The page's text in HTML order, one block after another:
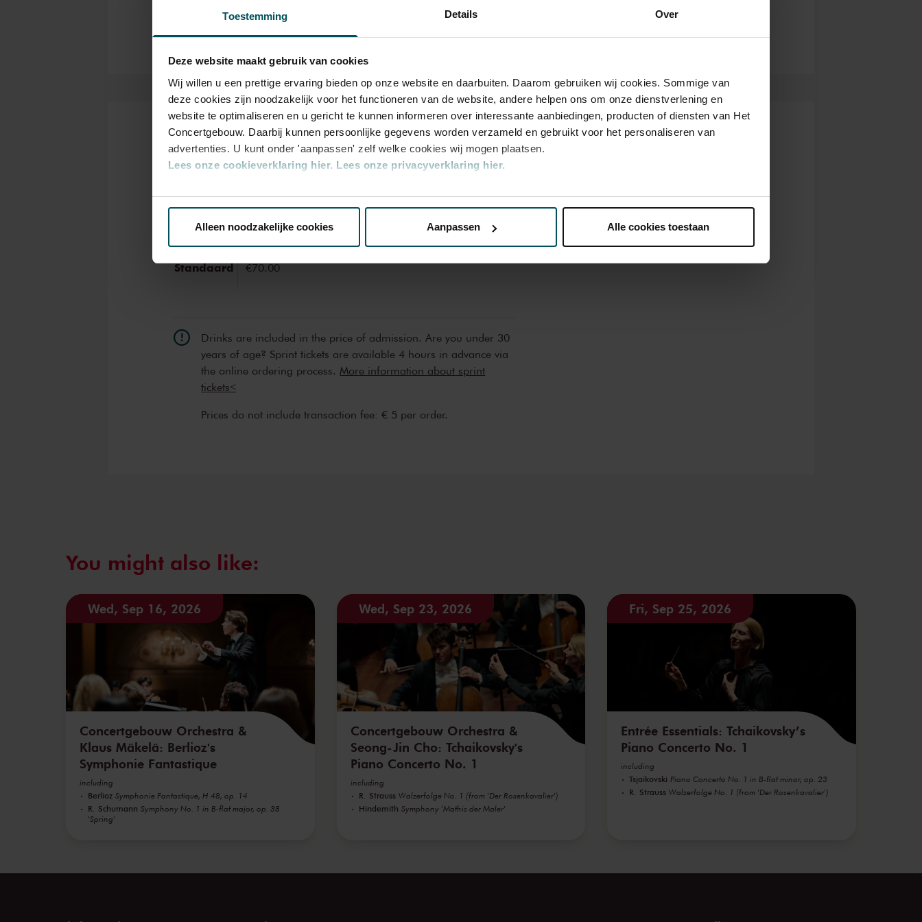
Toestemming Details Over
Deze website maakt gebruik van cookies
Wij willen u een prettige ervaring bieden op onze website en daarbuiten. Daarom gebruiken wij cookies. Sommige van
deze cookies zijn noodzakelijk voor het functioneren van de website, andere helpen ons om onze dienstverlening en
website te optimaliseren en u gericht te kunnen informeren over interessante aanbiedingen, producten of diensten van Het
Concertgebouw. Daarbij kunnen persoonlijke gegevens worden verzameld en gebruikt voor het personaliseren van
advertenties. U kunt onder 'aanpassen' zelf welke cookies wij mogen plaatsen.
Lees onze cookieverklaring hier. Lees onze privacyverklaring hier.
Via decookieverklaringop onze website kunt u uw toestemming op elk moment wijzigen of intrekken.
We werken samen met32 derdendie uw gegevens kunnen ontvangen en verwerken.
Alleen noodzakelijke cookies Aanpassen Alle cookies toestaan
Partners Concertgebouw Orchestra
Tickets
Category
Standaard €70.00
Drinks are included in the price of admission. Are you under 30
years of age? Sprint tickets are available 4 hours in advance via
the online ordering process. More information about sprint
tickets<
Prices do not include transaction fee: € 5 per order.
You might also like:
Wed, Sep 16, 2026
Concertgebouw Orchestra &
Klaus Mäkelä: Berlioz's
Symphonie Fantastique
including
Berlioz Symphonie Fantastique, H 48, op. 14
R. Schumann Symphony No. 1 in B-flat major, op. 38
'Spring'
Wed, Sep 23, 2026
Concertgebouw Orchestra &
Seong-Jin Cho: Tchaikovsky's
Piano Concerto No. 1
including
R. Strauss Walzerfolge No. 1 (from 'Der Rosenkavalier')
Hindemith Symphony 'Mathis der Maler'
Fri, Sep 25, 2026
Entrée Essentials: Tchaikovsky’s
Piano Concerto No. 1
including
Tsjaikovski Piano Concerto No. 1 in B-flat minor, op. 23
R. Strauss Walzerfolge No. 1 (from 'Der Rosenkavalier')